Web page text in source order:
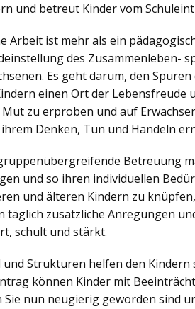
und betreut Kinder vom
Arbeit ist mehr als ein
des Zusammenleben-
Es geht darum, den
einen Ort der Lebensfreude
zu erproben und auf
Denken, Tun und Handeln
Betreuung
und so ihren individuellen
und älteren Kindern zu
täglich zusätzliche Anregungen
schult und stärkt.
und Strukturen helfen den
können Kinder mit
Sie nun neugierig geworden sind